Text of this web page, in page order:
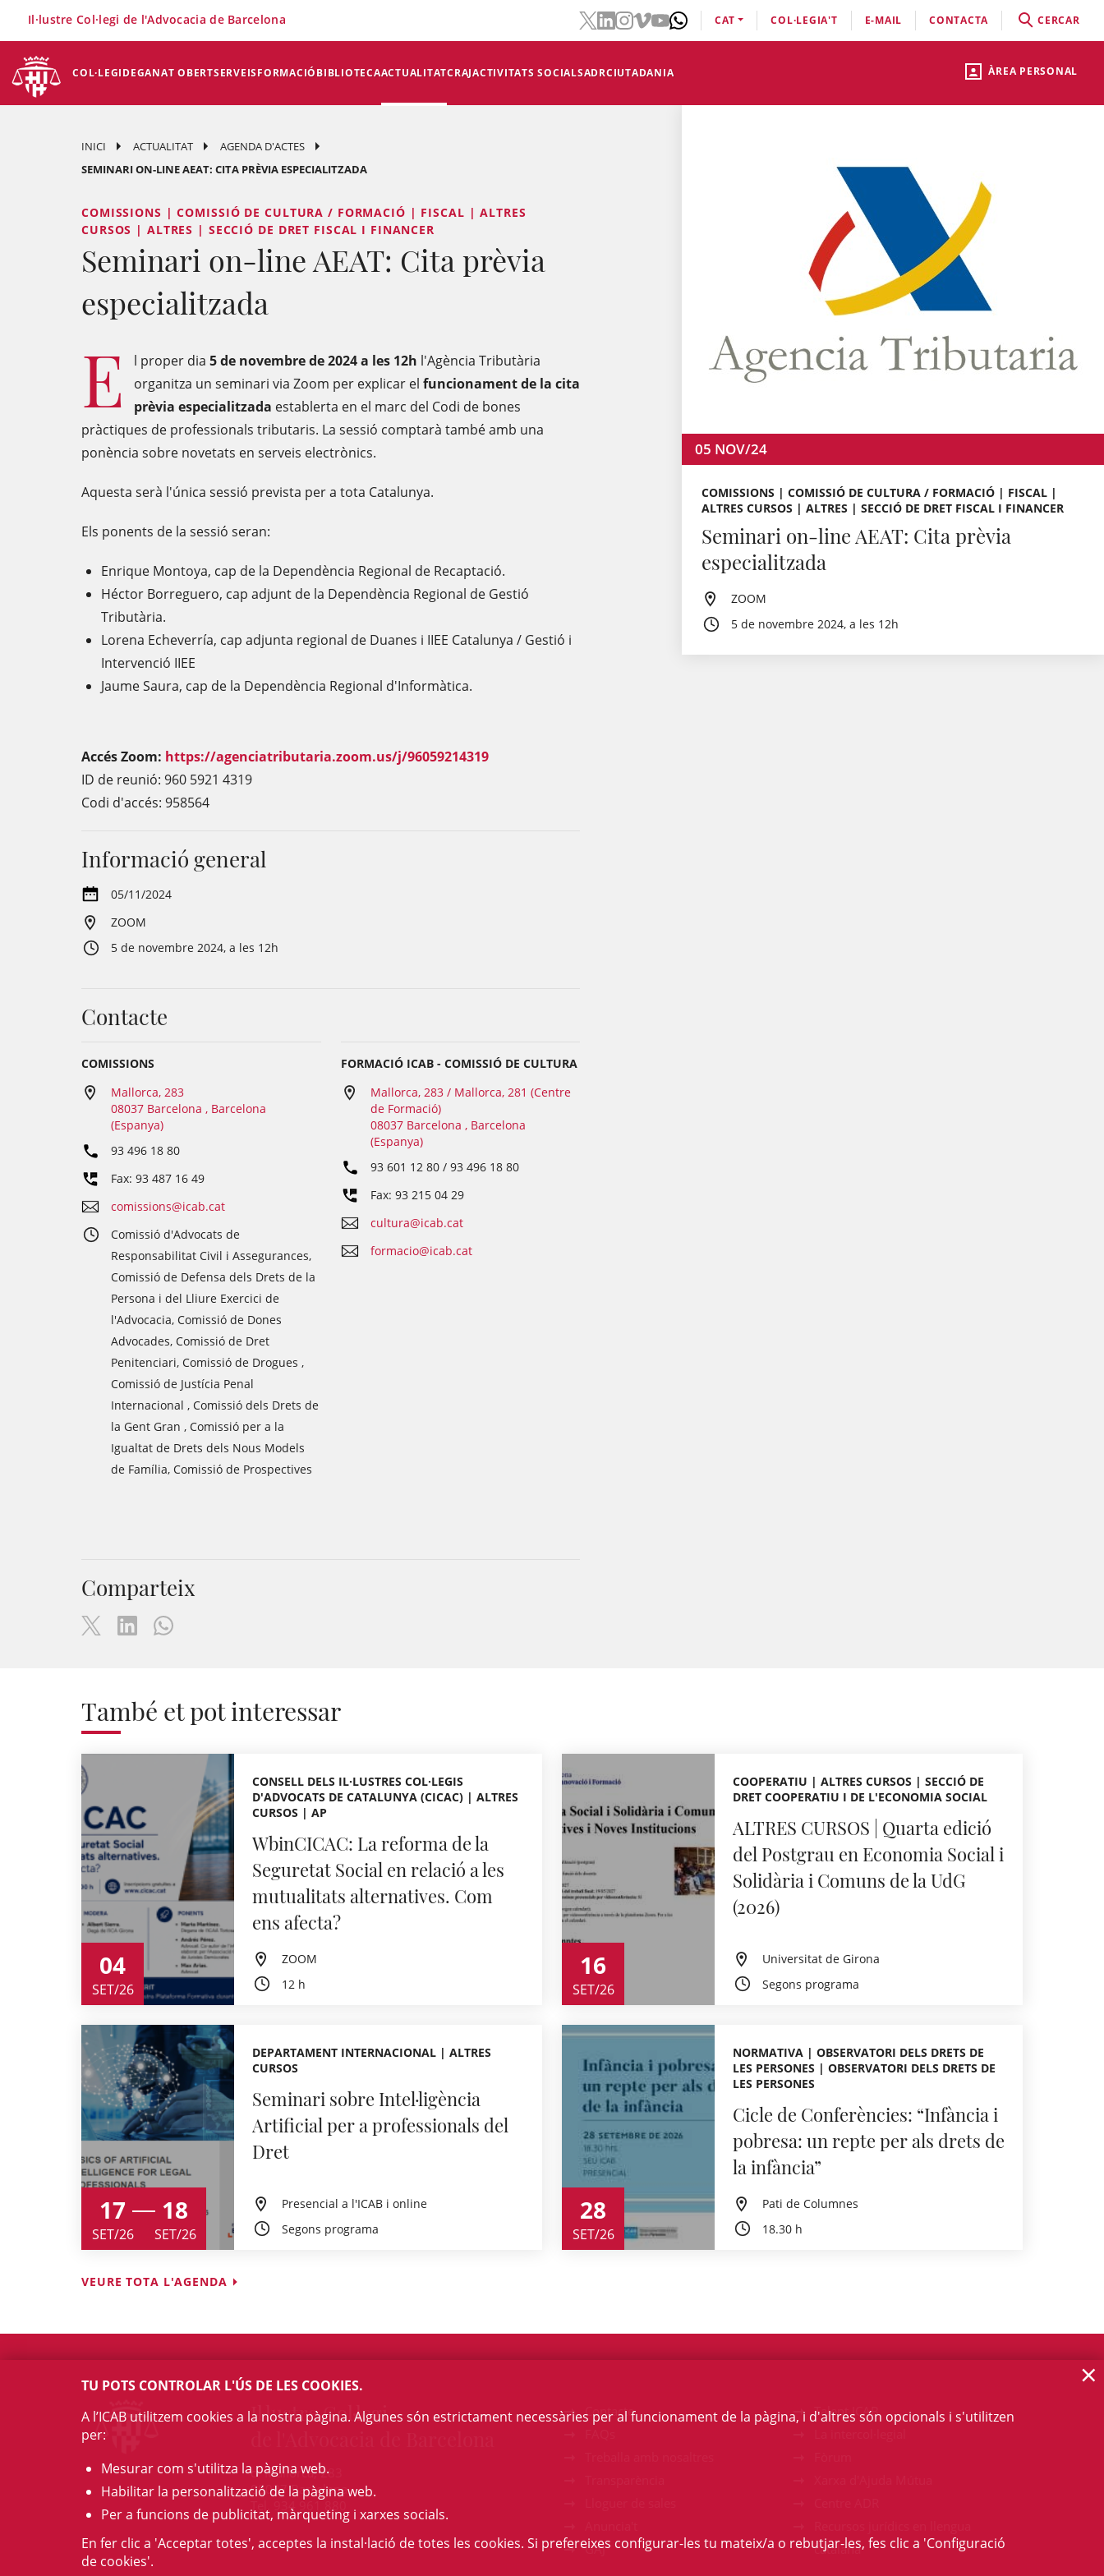
ÀREA PERSONAL
COL·LEGIDEGANAT OBERTSERVEISFORMACIÓBIBLIOTECAACTUALITATCRAJACTIVITATS SOCIALSADRCIUTADANIA
Il·lustre Col·legi de l'Advocacia de Barcelona CAT COL·LEGIA'T E-MAIL CONTACTA CERCAR
INICI ACTUALITAT
AGENDA D'ACTES
SEMINARI ON-LINE AEAT: CITA PRÈVIA ESPECIALITZADA
COMISSIONS | COMISSIÓ DE CULTURA / FORMACIÓ | FISCAL | ALTRES
CURSOS | ALTRES | SECCIÓ DE DRET FISCAL I FINANCER
Seminari on-line AEAT: Cita prèvia
especialitzada
E l proper dia 5 de novembre de 2024 a les 12h l'Agència Tributària
organitza un seminari via Zoom per explicar el funcionament de la cita
prèvia especialitzada establerta en el marc del Codi de bones
pràctiques de professionals tributaris. La sessió comptarà també amb una
ponència sobre novetats en serveis electrònics.
Aquesta serà l'única sessió prevista per a tota Catalunya.
Els ponents de la sessió seran:
Enrique Montoya, cap de la Dependència Regional de Recaptació.
Héctor Borreguero, cap adjunt de la Dependència Regional de Gestió
Tributària.
Lorena Echeverría, cap adjunta regional de Duanes i IIEE Catalunya / Gestió i
Intervenció IIEE
Jaume Saura, cap de la Dependència Regional d'Informàtica.
Accés Zoom: https://agenciatributaria.zoom.us/j/96059214319
ID de reunió: 960 5921 4319
Codi d'accés: 958564
05 NOV/24
COMISSIONS | COMISSIÓ DE CULTURA / FORMACIÓ | FISCAL |
ALTRES CURSOS | ALTRES | SECCIÓ DE DRET FISCAL I FINANCER
Seminari on-line AEAT: Cita prèvia
especialitzada
ZOOM
5 de novembre 2024, a les 12h
Informació general
05/11/2024
ZOOM
5 de novembre 2024, a les 12h
Contacte
COMISSIONS
Mallorca, 283
08037 Barcelona , Barcelona
(Espanya)
93 496 18 80
Fax: 93 487 16 49
comissions@icab.cat
Comissió d'Advocats de
Responsabilitat Civil i Assegurances,
Comissió de Defensa dels Drets de la
Persona i del Lliure Exercici de
l'Advocacia, Comissió de Dones
Advocades, Comissió de Dret
Penitenciari, Comissió de Drogues ,
Comissió de Justícia Penal
Internacional , Comissió dels Drets de
la Gent Gran , Comissió per a la
Igualtat de Drets dels Nous Models
de Família, Comissió de Prospectives
FORMACIÓ ICAB - COMISSIÓ DE CULTURA
Mallorca, 283 / Mallorca, 281 (Centre
de Formació)
08037 Barcelona , Barcelona
(Espanya)
93 601 12 80 / 93 496 18 80
Fax: 93 215 04 29
cultura@icab.cat
formacio@icab.cat
Comparteix
També et pot interessar
04
SET/26
CONSELL DELS IL·LUSTRES COL·LEGIS
D'ADVOCATS DE CATALUNYA (CICAC) | ALTRES
CURSOS | AP
WbinCICAC: La reforma de la
Seguretat Social en relació a les
mutualitats alternatives. Com
ens afecta?
ZOOM
12 h
16
SET/26
COOPERATIU | ALTRES CURSOS | SECCIÓ DE
DRET COOPERATIU I DE L'ECONOMIA SOCIAL
ALTRES CURSOS | Quarta edició
del Postgrau en Economia Social i
Solidària i Comuns de la UdG
(2026)
Universitat de Girona
Segons programa
17
SET/26
18
SET/26
DEPARTAMENT INTERNACIONAL | ALTRES
CURSOS
Seminari sobre Intel·ligència
Artificial per a professionals del
Dret
Presencial a l'ICAB i online
Segons programa
28
SET/26
NORMATIVA | OBSERVATORI DELS DRETS DE
LES PERSONES | OBSERVATORI DELS DRETS DE
LES PERSONES
Cicle de Conferències: “Infància i
pobresa: un repte per als drets de
la infància”
Pati de Columnes
18.30 h
VEURE TOTA L'AGENDA
Il·lustre Col·legi
c/ Mallorca, 283
08037 Barcelona
Tel. 934 961 880
Contacte
GAJ
Talent ICAB
catalana
TU POTS CONTROLAR L'ÚS DE LES COOKIES.
A l’ICAB utilitzem cookies a la nostra pàgina. Algunes són estrictament necessàries per al funcionament de la pàgina, i d'altres són opcionals i s'utilitzen
per:
Mesurar com s'utilitza la pàgina web.
Habilitar la personalització de la pàgina web.
Per a funcions de publicitat, màrqueting i xarxes socials.
En fer clic a 'Acceptar totes', acceptes la instal·lació de totes les cookies. Si prefereixes configurar-les tu mateix/a o rebutjar-les, fes clic a 'Configuració
de cookies'.
×